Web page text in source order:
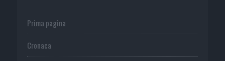
Prima pagina
Cronaca